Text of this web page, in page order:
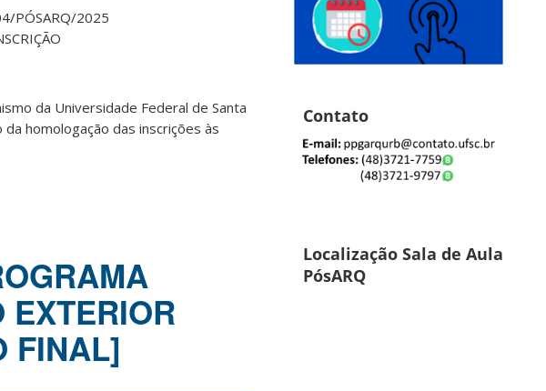
PÓSARQ/2025
da Universidade Federal de Santa
homologação das inscrições às
EXTERIOR
FINAL]
Contato
Localização Sala de Aula
PósARQ